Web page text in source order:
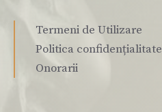
Termeni de Utilizare
Politica confidențialitate
Onorarii